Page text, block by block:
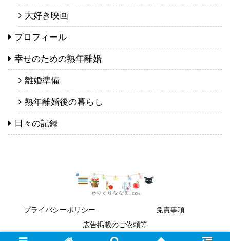
大好き映画
プロフィール
幸せのための熟年離婚
離婚準備
熟年離婚後の暮らし
日々の記録
プライバシーポリシー
免責事項
広告掲載のご依頼等